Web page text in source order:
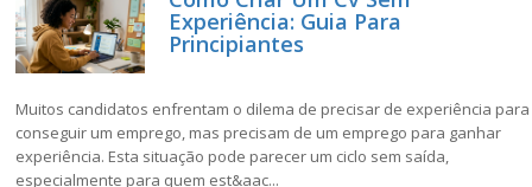
Experiência: Guia Para
Principiantes
Muitos candidatos enfrentam o dilema de precisar de experiência para
conseguir um emprego, mas precisam de um emprego para ganhar
experiência. Esta situação pode parecer um ciclo sem saída,
especialmente para quem est&aac...